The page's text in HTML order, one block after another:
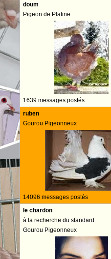
doum
Pigeon de Platine
1639 messages postés
ruben
Gourou Pigeonneux
14096 messages postés
le chardon
à la recherche du standard
Gourou Pigeonneux